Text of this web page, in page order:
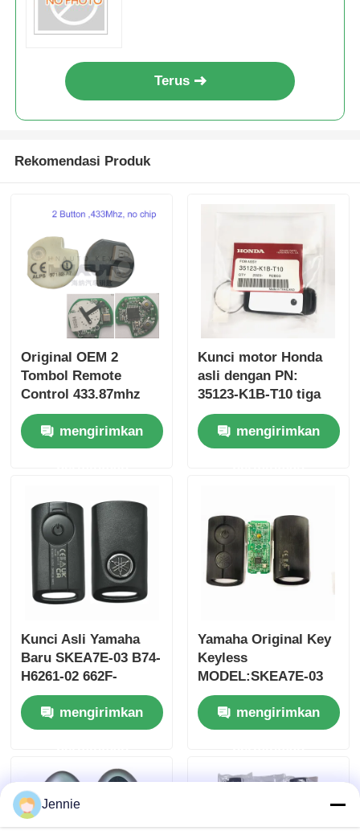
Rumah
Produk
Terus
Rekomendasi Produk
Original OEM 2
Tombol Remote
Control 433.87mhz
FSK untuk Su-zuki
Jim-ny 2005-2017
Tanpa Chip 37182-A7
mengirimkan
Kunci motor Honda
asli dengan PN:
35123-K1B-T10 tiga
tombol
FSK433.92MHz
ID47chip kunci mobil
mengirimkan
Kunci Asli Yamaha
Baru SKEA7E-03 B74-
H6261-02 662F-
SKEA7D03
mengirimkan
Yamaha Original Key
Keyless
MODEL:SKEA7E-03
Untuk Yamaha Smart
Remote Key B74-
H6261-02/662F-
mengirimkan
Jennie